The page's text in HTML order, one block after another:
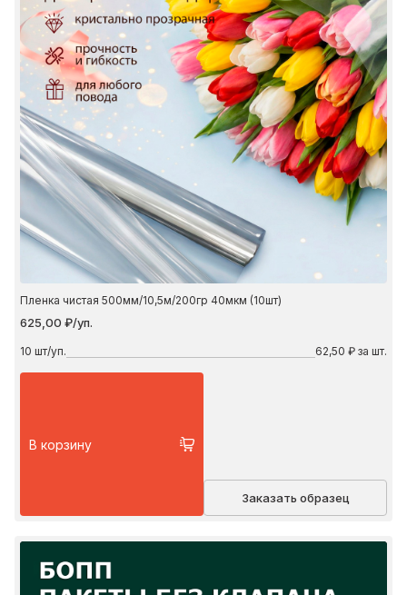
Пленка чистая 500мм/10,5м/200гр 40мкм (10шт)
625,00 ₽/уп.
10 шт/уп. 62,50 ₽ за шт.
В корзину
Заказать образец